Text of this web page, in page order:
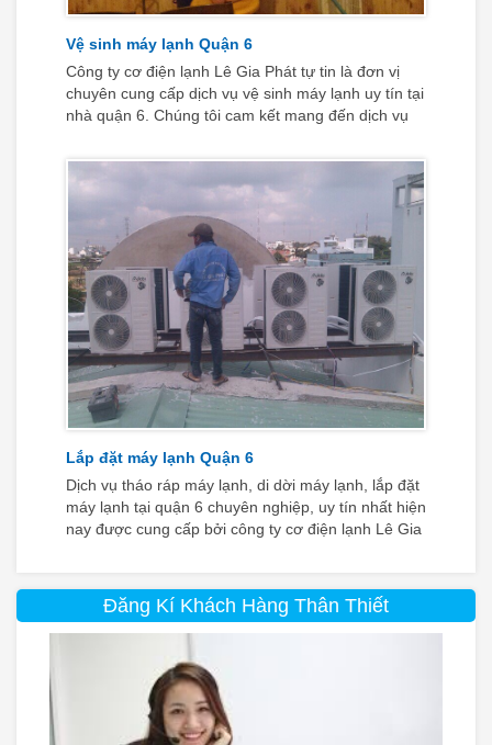
Vệ sinh máy lạnh Quận 6
Công ty cơ điện lạnh Lê Gia Phát tự tin là đơn vị
chuyên cung cấp dịch vụ vệ sinh máy lạnh uy tín tại
nhà quận 6. Chúng tôi cam kết mang đến dịch vụ
Nhiệt tình - Kịp thời - Hợp lý” làm hài lòng tất cả
những khách hàng có nhu cầu sử dụng dịch vụ.
Lắp đặt máy lạnh Quận 6
Dịch vụ tháo ráp máy lạnh, di dời máy lạnh, lắp đặt
máy lạnh tại quận 6 chuyên nghiệp, uy tín nhất hiện
nay được cung cấp bởi công ty cơ điện lạnh Lê Gia
quận trên địa bàn Tp Hồ Chí Minh và Dĩ An, Thuận
An – Bình Dương.
Đăng Kí Khách Hàng Thân Thiết